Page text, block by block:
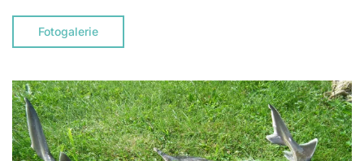
Fotogalerie